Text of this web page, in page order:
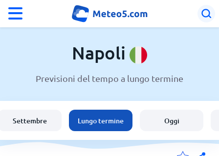
Meteo a Napoli
Svizzera
Napoli
Previsioni del tempo a lungo termine
Settembre Lungo termine Oggi